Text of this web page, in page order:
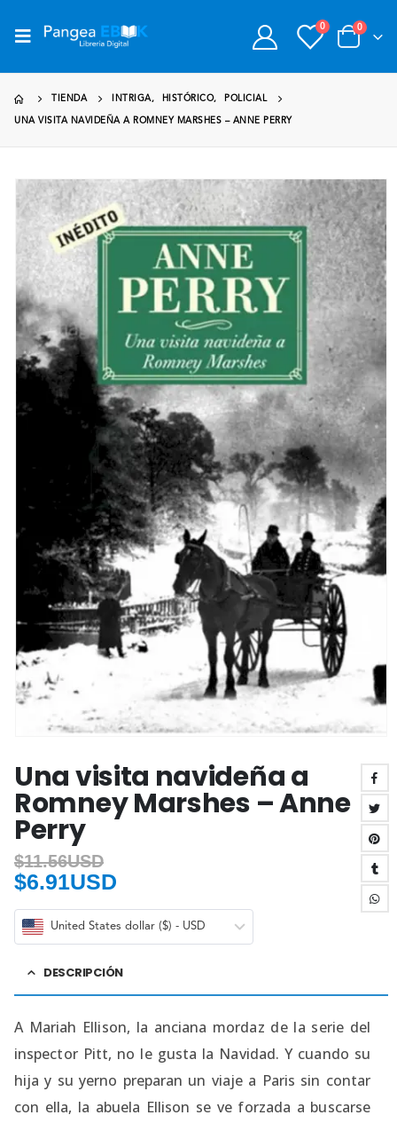
0 0
TIENDA INTRIGA, HISTÓRICO, POLICIAL
UNA VISITA NAVIDEÑA A ROMNEY MARSHES – ANNE PERRY
Una visita navideña a
Romney Marshes – Anne
Perry
$11.56USD
$6.91USD
United States dollar ($) - USD
DESCRIPCIÓN
A Mariah Ellison, la anciana mordaz de la serie del
inspector Pitt, no le gusta la Navidad. Y cuando su
hija y su yerno preparan un viaje a Paris sin contar
con ella, la abuela Ellison se ve forzada a buscarse